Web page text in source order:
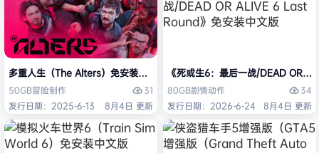
多重人生（The Alters）免安装中文版
50GB冒险制作
31
发行日期：2025-6-13
8月4日 更新
《死或生6：最后一战/DEAD OR
80GB剧情动作
34
发行日期：2026-6-24
8月4日 更新